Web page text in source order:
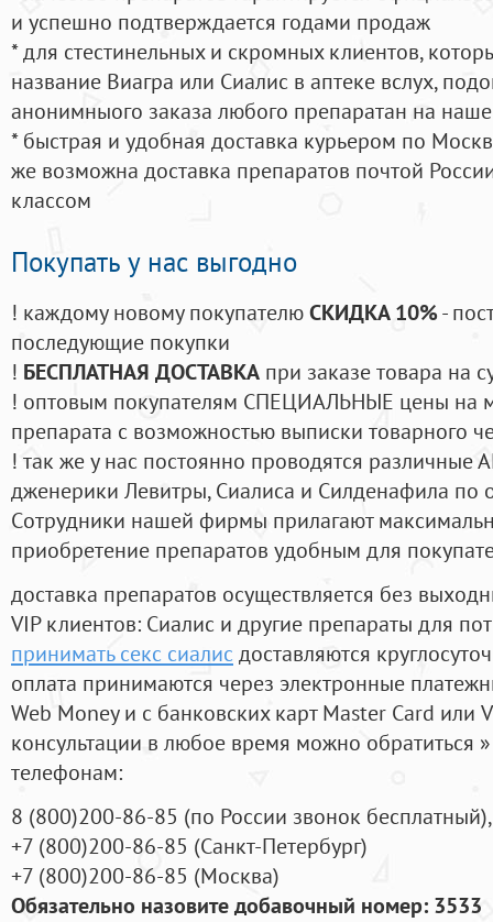
и успешно подтверждается годами продаж
* для стестинельных и скромных клиентов,
название Виагра или Сиалис в аптеке вслух,
анонимныого заказа любого препаратан на
* быстрая и удобная доставка курьером по
же возможна доставка препаратов почтой
классом
Покупать у нас выгодно
! каждому новому покупателюСКИДКА 10%-
последующие покупки
! БЕСПЛАТНАЯ ДОСТАВКА при заказе товара на
! оптовым покупателям СПЕЦИАЛЬНЫЕ цены на
препарата с возможностью выписки товарного
! так же у нас постоянно проводятся
дженерики Левитры, Сиалиса и Силденафила по
Cотрудники нашей фирмы прилагают
приобретение препаратов удобным для
доставка препаратов осуществляется без
VIP клиентов: Сиалис и другие препараты для
принимать секс сиалис доставляются
оплата принимаются через электронные
Web Money и с банковских карт Master Card или
консультации в любое время можно обратиться
телефонам:
8 (800)200-86-85 (по России звонок бесплатный),
+7 (800)200-86-85 (Санкт-Петербург)
+7 (800)200-86-85 (Москва)
Обязательно назовите добавочный номер: 3533